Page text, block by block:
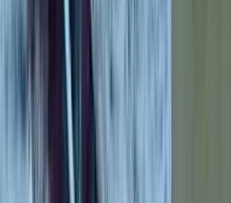
শেয়ার
প্রিন্ট এন্ড সেভ